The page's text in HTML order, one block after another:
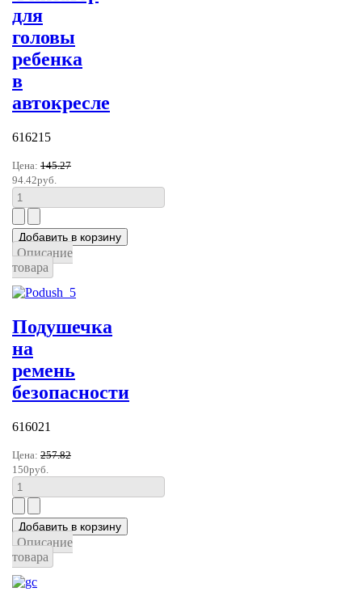
для
головы
ребенка
в
автокресле
616215
Цена: 145.27
94.42руб.
Описание
товара
Подушечка
на
ремень
безопасности
616021
Цена: 257.82
150руб.
Описание
товара